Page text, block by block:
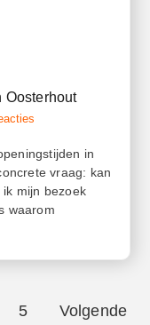
Oosterhout
in
vraag: kan
mijn bezoek
waarom
5
Volgende